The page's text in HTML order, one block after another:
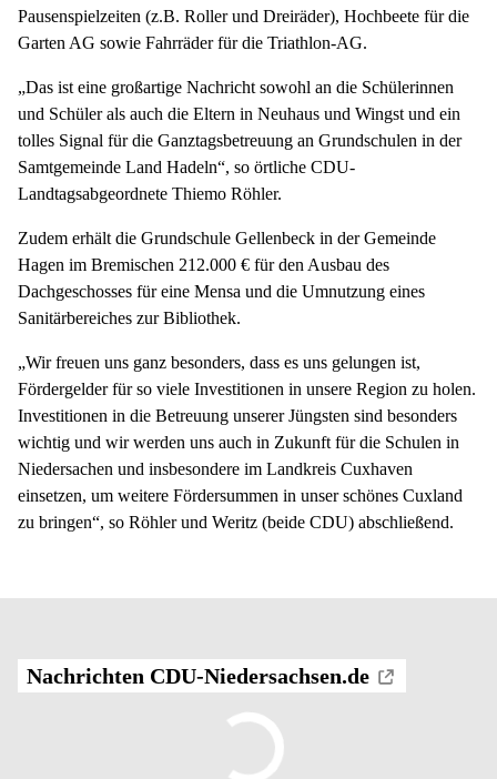
Pausenspielzeiten (z.B. Roller und Dreiräder), Hochbeete für die
Garten AG sowie Fahrräder für die Triathlon-AG.
„Das ist eine großartige Nachricht sowohl an die Schülerinnen
und Schüler als auch die Eltern in Neuhaus und Wingst und ein
tolles Signal für die Ganztagsbetreuung an Grundschulen in der
Samtgemeinde Land Hadeln“, so örtliche CDU-
Landtagsabgeordnete Thiemo Röhler.
Zudem erhält die Grundschule Gellenbeck in der Gemeinde
Hagen im Bremischen 212.000 € für den Ausbau des
Dachgeschosses für eine Mensa und die Umnutzung eines
Sanitärbereiches zur Bibliothek.
„Wir freuen uns ganz besonders, dass es uns gelungen ist,
Fördergelder für so viele Investitionen in unsere Region zu holen.
Investitionen in die Betreuung unserer Jüngsten sind besonders
wichtig und wir werden uns auch in Zukunft für die Schulen in
Niedersachen und insbesondere im Landkreis Cuxhaven
einsetzen, um weitere Fördersummen in unser schönes Cuxland
zu bringen“, so Röhler und Weritz (beide CDU) abschließend.
Nachrichten CDU-Niedersachsen.de